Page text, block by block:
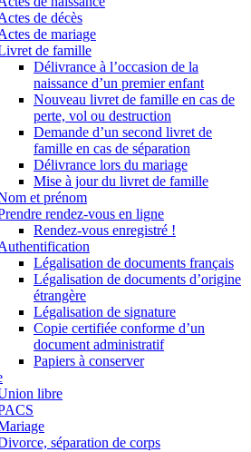
de décès
de mariage
de famille
Délivrance à l’occasion de la
naissance d’un premier enfant
Nouveau livret de famille en cas de
perte, vol ou destruction
Demande d’un second livret de
famille en cas de séparation
Délivrance lors du mariage
Mise à jour du livret de famille
et prénom
rendez-vous en ligne
Rendez-vous enregistré !
Légalisation de documents français
Légalisation de documents d’origine
étrangère
Légalisation de signature
Copie certifiée conforme d’un
document administratif
Papiers à conserver
libre
séparation de corps